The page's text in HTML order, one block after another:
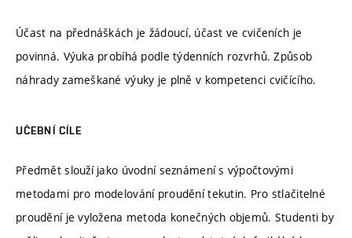
Účast na přednáškách je žádoucí, účast ve cvičeních je
povinná. Výuka probíhá podle týdenních rozvrhů. Způsob
náhrady zameškané výuky je plně v kompetenci cvičícího.
UČEBNÍ CÍLE
Předmět slouží jako úvodní seznámení s výpočtovými
metodami pro modelování proudění tekutin. Pro stlačitelné
proudění je vyložena metoda konečných objemů. Studenti by